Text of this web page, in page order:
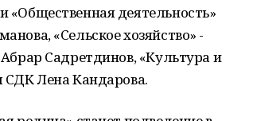
деятельность»
«Сельское хозяйство» -
Садретдинов, «Культура и
СДК Лена Кандарова.